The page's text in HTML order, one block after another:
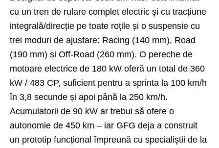
cu un tren de rulare complet electric și cu tracțiune
integrală/direcție pe toate roțile și o suspensie cu
trei moduri de ajustare: Racing (140 mm), Road
(190 mm) și Off-Road (260 mm). O pereche de
motoare electrice de 180 kW oferă un total de 360
kW / 483 CP, suficient pentru a sprinta la 100 km/h
în 3,8 secunde și apoi până la 250 km/h.
Acumulatorii de 90 kW ar trebui să ofere o
autonomie de 450 km – iar GFG deja a construit
un prototip funcțional împreună cu specialiștii de la